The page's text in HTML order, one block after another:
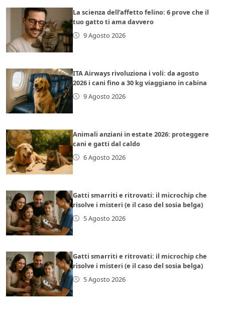
La scienza dell’affetto felino: 6 prove che il
tuo gatto ti ama davvero
9 Agosto 2026
ITA Airways rivoluziona i voli: da agosto
2026 i cani fino a 30 kg viaggiano in cabina
9 Agosto 2026
Animali anziani in estate 2026: proteggere
cani e gatti dal caldo
6 Agosto 2026
Gatti smarriti e ritrovati: il microchip che
risolve i misteri (e il caso del sosia belga)
5 Agosto 2026
Gatti smarriti e ritrovati: il microchip che
risolve i misteri (e il caso del sosia belga)
5 Agosto 2026